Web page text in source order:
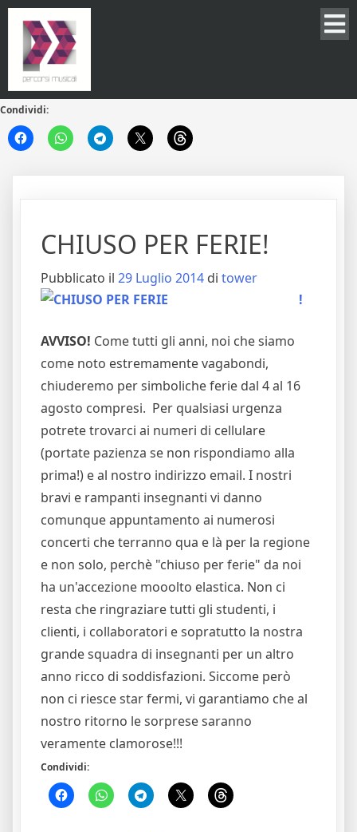
Condividi:
CHIUSO PER FERIE!
Pubblicato il 29 Luglio 2014 di tower
!
AVVISO! Come tutti gli anni, noi che siamo
come noto estremamente vagabondi,
chiuderemo per simboliche ferie dal 4 al 16
agosto compresi. Per qualsiasi urgenza
potrete trovarci ai numeri di cellulare
(portate pazienza se non rispondiamo alla
prima!) e al nostro indirizzo email. I nostri
bravi e rampanti insegnanti vi danno
comunque appuntamento ai numerosi
concerti che terranno qua e là per la regione
e non solo, perchè "chiuso per ferie" da noi
ha un'accezione mooolto elastica. Non ci
resta che ringraziare tutti gli studenti, i
clienti, i collaboratori e sopratutto la nostra
grande squadra di insegnanti per un altro
anno ricco di soddisfazioni. Siccome però
non ci riesce star fermi, vi garantiamo che al
nostro ritorno le sorprese saranno
veramente clamorose!!!
Condividi: